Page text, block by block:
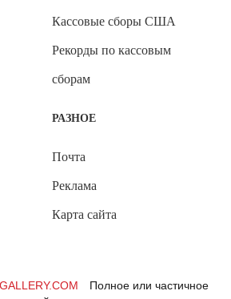
Кассовые сборы США
Рекорды по кассовым
сборам
РАЗНОЕ
Почта
Реклама
Карта сайта
Полное или частичное